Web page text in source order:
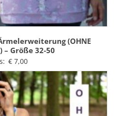
(OHNE
Größe 32-50
€7,00